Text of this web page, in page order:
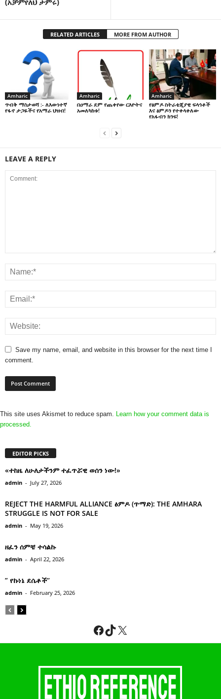
(አቻምየለህ ታምሩ)
RELATED ARTICLES MORE FROM AUTHOR
Amharic
ጥብቅ ማስታወሻ :- ለእውነተኛ
የፋኖ ታጋዬችና የአማራ ህዝብ!
Amharic
በዐማራ ደም የጨቀየው ርእዮትና
አመለካከቱ!
Amharic
የፅምዶ ስትራቴጂያዊ ፍላጎቶች
እና ፅምዶን የተቀላቀለው
የአፋብን ክንፍ!
LEAVE A REPLY
Save my name, email, and website in this browser for the next time I
comment.
This site uses Akismet to reduce spam.
Learn how your comment data is
processed.
EDITOR PICKS
«ተከዜ ለሁለታችንም ተፈጥሯዊ ወሰን ነው!»
admin - July 27, 2026
REJECT THE HARMFUL ALLIANCE ፅምዶ (ጥማድ): THE AMHARA
STRUGGLE IS NOT FOR SALE
admin - May 19, 2026
ዘፈን ሰምቼ ተሳልኩ
admin - April 22, 2026
” የኩነኔ ደሴቶች’’
admin - February 25, 2026
Facebook
TikTok
X